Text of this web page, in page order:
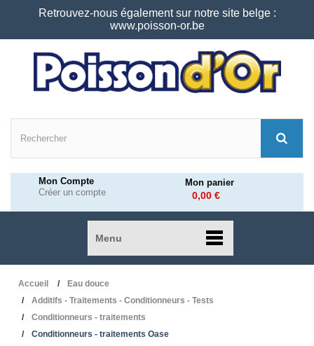
Retrouvez-nous également sur notre site belge :
www.poisson-or.be
Mon Compte
Créer un compte
Mon panier
0,00 €
Menu
Accueil
Eau douce
Additifs - Traitements - Conditionneurs - Tests
Conditionneurs - traitements
Conditionneurs - traitements Oase